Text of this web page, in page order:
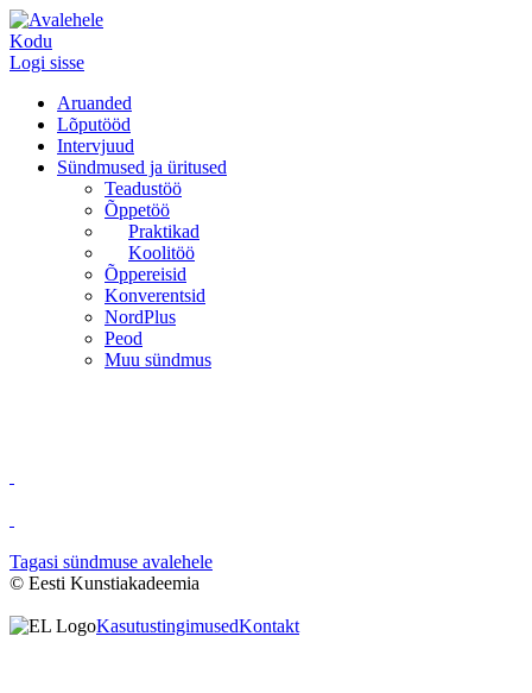
Kodu
Logi sisse
Aruanded
Lõputööd
Intervjuud
Sündmused ja üritused
Teadustöö
Õppetöö
Praktikad
Koolitöö
Õppereisid
Konverentsid
NordPlus
Peod
Muu sündmus
Tagasi sündmuse avalehele
© Eesti Kunstiakadeemia
KasutustingimusedKontakt